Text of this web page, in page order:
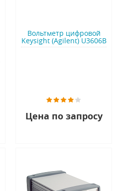
Вольтметр цифровой
Keysight (Agilent) U3606B
Цена по запросу